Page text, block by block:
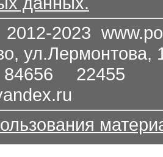
2023
ул.Лермонтова,